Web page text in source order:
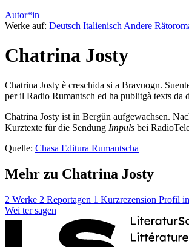
Autor*in
Werke auf: Deutsch Italienisch Andere
Chatrina Josty
Chatrina Josty è creschida si a Bravuogn.
per il Radio Rumantsch ed ha publitgà texts da
Chatrina Josty ist in Bergün aufgewachsen.
Kurztexte für die Sendung Impuls bei
Quelle: Chasa Editura Rumantscha
Mehr zu Chatrina Josty
2 Werke 2 Reportagen 1 Kurzrezension Profil
Wei ter sagen